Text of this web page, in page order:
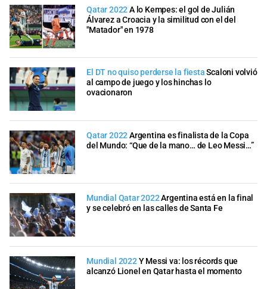
Qatar 2022A lo Kempes: el gol de Julián
Álvarez a Croacia y la similitud con el del
"Matador" en 1978
El DT no quiso perderse la fiesta Scaloni volvió
al campo de juego y los hinchas lo
ovacionaron
Qatar 2022Argentina es finalista de la Copa
del Mundo: “Que de la mano… de Leo Messi…”
Mundial Qatar 2022Argentina está en la final
y se celebró en las calles de Santa Fe
Mundial 2022Y Messi va: los récords que
alcanzó Lionel en Qatar hasta el momento